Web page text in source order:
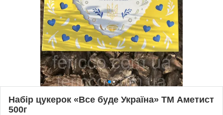
Набір цукерок «Все буде Україна» ТМ Аметист
500г